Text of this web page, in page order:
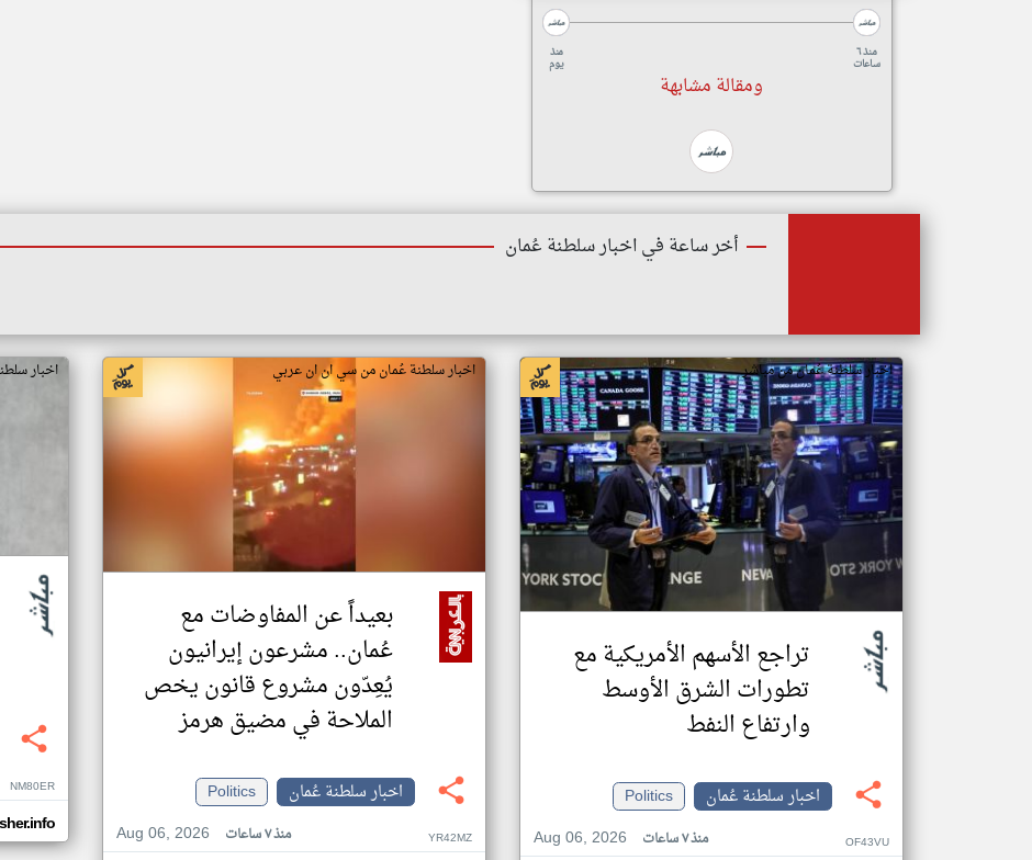
منذ
يوم
منذ ٦
ساعات
ومقالة مشابهة
أخر ساعة في اخبار سلطنة عُمان
اخبار سلطنة عُمان من مباشر
تراجع الأسهم الأمريكية مع
تطورات الشرق الأوسط
وارتفاع النفط
اخبار سلطنة عُمان
Politics
Aug 06, 2026
منذ ٧ ساعات OF43VU
اخبار سلطنة عُمان من سي ان ان عربي
بعيداً عن المفاوضات مع
عُمان.. مشرعون إيرانيون
يُعِدّون مشروع قانون يخص
الملاحة في مضيق هرمز
اخبار سلطنة عُمان
Politics
Aug 06, 2026
منذ ٧ ساعات YR42MZ
اخبار
NM80ER